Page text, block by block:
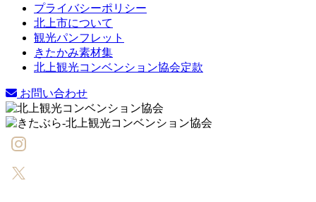
プライバシーポリシー
北上市について
観光パンフレット
きたかみ素材集
北上観光コンベンション協会定款
お問い合わせ